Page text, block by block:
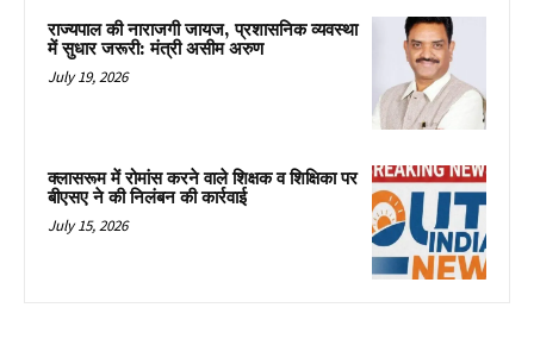
राज्यपाल की नाराजगी जायज, प्रशासनिक व्यवस्था
में सुधार जरूरी: मंत्री असीम अरुण
July 19, 2026
क्लासरूम में रोमांस करने वाले शिक्षक व शिक्षिका पर
बीएसए ने की निलंबन की कार्रवाई
July 15, 2026